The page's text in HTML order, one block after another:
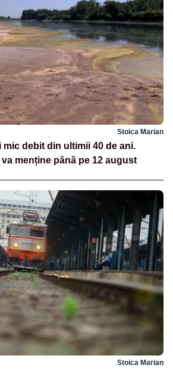
Stoica Marian
mic debit din ultimii 40 de ani.
va menține până pe 12 august
Stoica Marian